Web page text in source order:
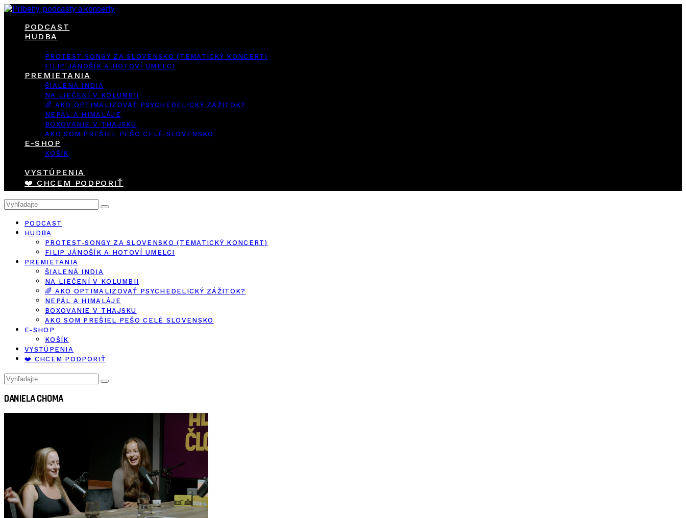
PODCAST
HUDBA
PROTEST-SONGY ZA SLOVENSKO (TEMATICKÝ KONCERT)
FILIP JÁNOŠÍK A HOTOVÍ UMELCI
PREMIETANIA
ŠIALENÁ INDIA
NA LIEČENÍ V KOLUMBII
🌈 AKO OPTIMALIZOVAŤ PSYCHEDELICKÝ ZÁŽITOK?
NEPÁL A HIMALÁJE
BOXOVANIE V THAJSKU
AKO SOM PREŠIEL PEŠO CELÉ SLOVENSKO
E-SHOP
KOŠÍK
VYSTÚPENIA
❤️ CHCEM PODPORIŤ
PODCAST
HUDBA
PROTEST-SONGY ZA SLOVENSKO (TEMATICKÝ KONCERT)
FILIP JÁNOŠÍK A HOTOVÍ UMELCI
PREMIETANIA
ŠIALENÁ INDIA
NA LIEČENÍ V KOLUMBII
🌈 AKO OPTIMALIZOVAŤ PSYCHEDELICKÝ ZÁŽITOK?
NEPÁL A HIMALÁJE
BOXOVANIE V THAJSKU
AKO SOM PREŠIEL PEŠO CELÉ SLOVENSKO
E-SHOP
KOŠÍK
VYSTÚPENIA
❤️ CHCEM PODPORIŤ
DANIELA CHOMA